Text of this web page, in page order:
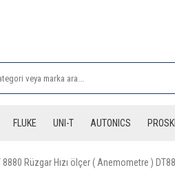
FLUKE UNI-T AUTONICS
8880 Rüzgar Hızı ölçer ( Anemometre )